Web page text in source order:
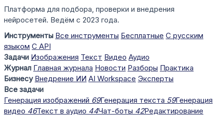
Платформа для подбора, проверки и внедрения
нейросетей. Ведём с 2023 года.
Инструменты Все инструменты Бесплатные С русским
языком С API
Задачи Изображения Текст Видео Аудио
Журнал Главная журнала Новости Разборы Практика
Бизнесу Внедрение ИИ AI Workspace Эксперты
Все задачи
Генерация изображений 69Генерация текста 59Генерация
видео 46Текст в аудио 44Чат-боты 42Редактирование